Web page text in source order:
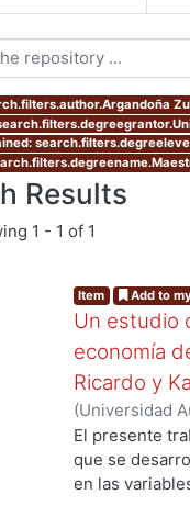
Results
1 - 1 of 1
Item Add to
Un estudio
economía
Ricardo y
(Universidad
de Servicios
El presente
que se
en las